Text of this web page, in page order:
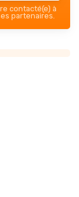
contacté(e) à
partenaires.